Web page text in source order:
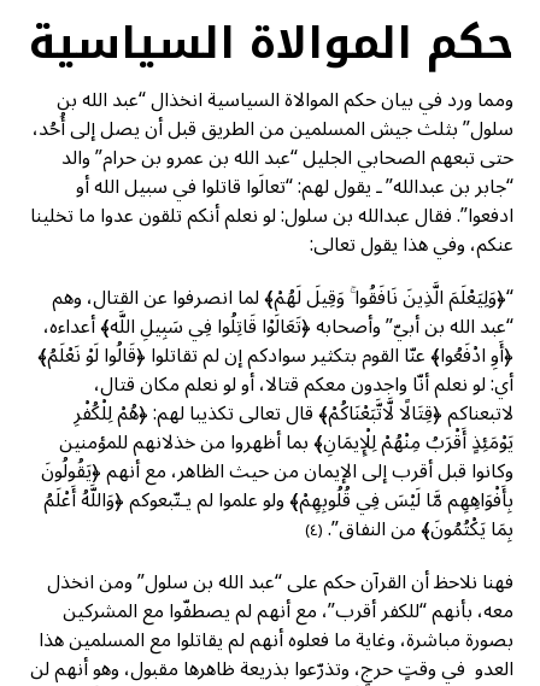
حكم الموالاة السياسية
ومما ورد في بيان حكم الموالاة السياسية انخذال “عبد الله بن
سلول” بثلث جيش المسلمين من الطريق قبل أن يصل إلى أُحُد،
حتى تبعهم الصحابي الجليل “عبد الله بن عمرو بن حرام” والد
“جابر بن عبدالله” ـ يقول لهم: “تعالَوا قاتلوا في سبيل الله أو
ادفعوا”. فقال عبدالله بن سلول: لو نعلم أنكم تلقون عدوا ما تخلينا
عنكم، وفي هذا يقول تعالى:
“﴿وَلِيَعْلَمَ الَّذِينَ نَافَقُوا ۚ وَقِيلَ لَهُمْ﴾ لما انصرفوا عن القتال، وهم
“عبد الله بن أبيّ” وأصحابه ﴿تَعَالَوْا قَاتِلُوا فِي سَبِيلِ اللَّه﴾ أعداءه،
﴿أَوِ ادْفَعُوا﴾ عنّا القوم بتكثير سوادكم إن لم تقاتلوا ﴿قَالُوا لَوْ نَعْلَمُ﴾
أي: لو نعلم أنّا واجدون معكم قتالا، أو لو نعلم مكان قتال،
لاتبعناكم ﴿قِتَالًا لَّاتَّبَعْنَاكُمْ﴾ قال تعالى تكذيبا لهم: ﴿هُمْ لِلْكُفْرِ
يَوْمَئِذٍ أَقْرَبُ مِنْهُمْ لِلْإِيمَانِ﴾ بما أظهروا من خذلانهم للمؤمنين
وكانوا قبل أقرب إلى الإيمان من حيث الظاهر، مع أنهم ﴿يَقُولُونَ
بِأَفْوَاهِهِم مَّا لَيْسَ فِي قُلُوبِهِمْ﴾ ولو علموا لم يـتّبعوكم ﴿وَاللَّهُ أَعْلَمُ
بِمَا يَكْتُمُونَ﴾ من النفاق”.(٤)
فهنا نلاحظ أن القرآن حكم على “عبد الله بن سلول” ومن انخذل
معه، بأنهم “للكفر أقرب”، مع أنهم لم يصطفّوا مع المشركين
بصورة مباشرة، وغاية ما فعلوه أنهم لم يقاتلوا مع المسلمين هذا
العدو في وقتٍ حرجٍ، وتذرّعوا بذريعة ظاهرها مقبول، وهو أنهم لن